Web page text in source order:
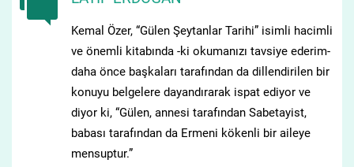
Kemal Özer, “Gülen Şeytanlar Tarihi” isimli hacimli
ve önemli kitabında -ki okumanızı tavsiye ederim-
daha önce başkaları tarafından da dillendirilen bir
konuyu belgelere dayandırarak ispat ediyor ve
diyor ki, “Gülen, annesi tarafından Sabetayist,
babası tarafından da Ermeni kökenli bir aileye
mensuptur.”